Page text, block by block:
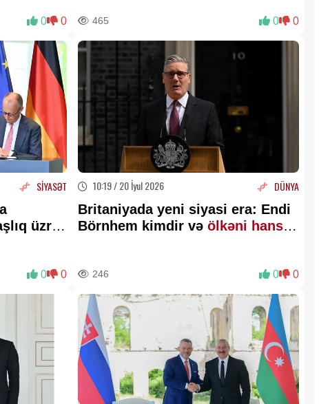
0 0 465 0 0
SİYASƏT
üzrə
0 0
10:19 / 20 İyul 2026 DÜNYA
Britaniyada yeni siyasi era: Endi
Börnhem kimdir və ölkəni hansı
246 0 0